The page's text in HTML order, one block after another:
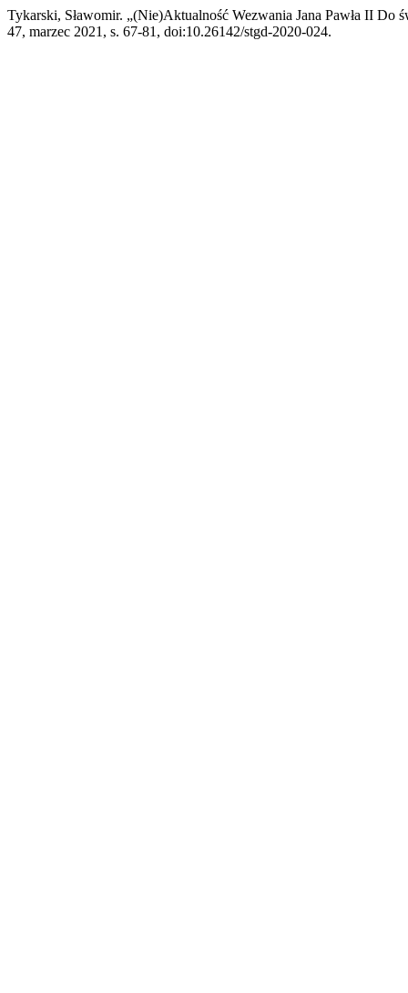
Tykarski, Sławomir. „(Nie)Aktualność Wezwania Jana Pawła II Do
47, marzec 2021, s. 67-81, doi:10.26142/stgd-2020-024.